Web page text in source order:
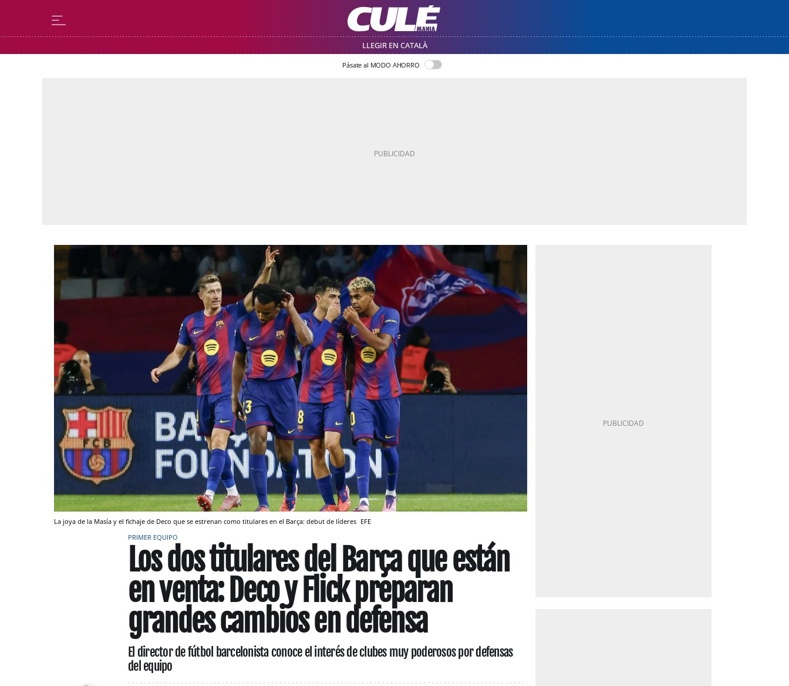
LLEGIR EN CATALÀ
Pásate al MODO AHORRO
La joya de la Masía y el fichaje de Deco que se estrenan como titulares en el Barça: debut de líderes EFE
PRIMER EQUIPO
Los dos titulares del Barça que están
en venta: Deco y Flick preparan
grandes cambios en defensa
El director de fútbol barcelonista conoce el interés de clubes muy poderosos por defensas
del equipo